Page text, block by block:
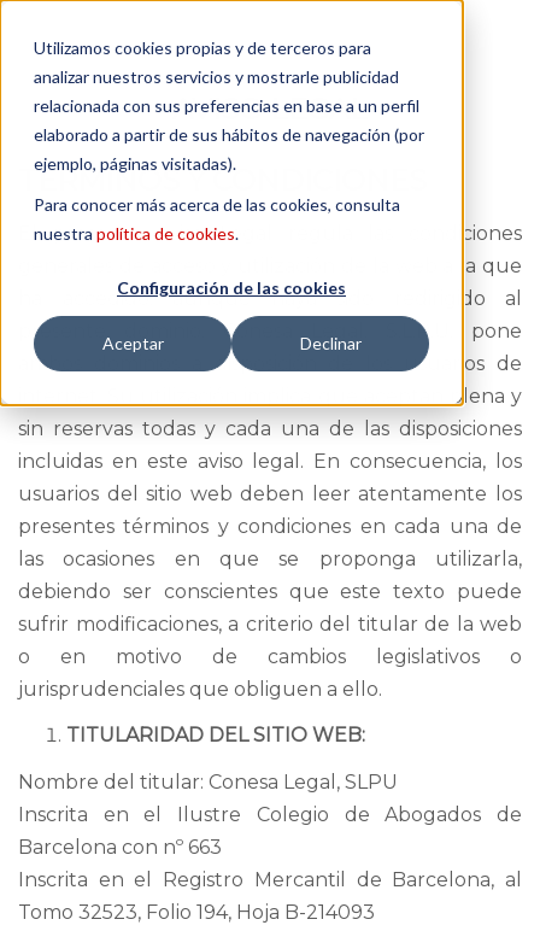
Utilizamos cookies propias y de terceros para
analizar nuestros servicios y mostrarle publicidad
relacionada con sus preferencias en base a un perfil
elaborado a partir de sus hábitos de navegación (por
ejemplo, páginas visitadas).
Para conocer más acerca de las cookies, consulta
nuestra política de cookies.
Configuración de las cookies
Aceptar Declinar
AVISO LEGAL
TÉRMINOS Y CONDICIONES
El presente Aviso Legal regula las condiciones
generales de acceso y utilización de la web a la que
ha accedido, aunque haya sido redirigido al
presente dominio. Conesa Legal, S.L.P.U. pone
ambos dominios a disposición de los usuarios de
internet. Su utilización implica que aceptan plena y
sin reservas todas y cada una de las disposiciones
incluidas en este aviso legal. En consecuencia, los
usuarios del sitio web deben leer atentamente los
presentes términos y condiciones en cada una de
las ocasiones en que se proponga utilizarla,
debiendo ser conscientes que este texto puede
sufrir modificaciones, a criterio del titular de la web
o en motivo de cambios legislativos o
jurisprudenciales que obliguen a ello.
TITULARIDAD DEL SITIO WEB:
Nombre del titular: Conesa Legal, SLPU
Inscrita en el Ilustre Colegio de Abogados de
Barcelona con nº 663
Inscrita en el Registro Mercantil de Barcelona, al
Tomo 32523, Folio 194, Hoja B-214093